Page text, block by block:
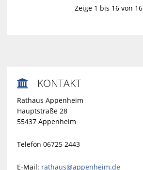
Zeige 1 bis 16 von 16
 KONTAKT
Rathaus Appenheim
Hauptstraße 28
55437 Appenheim
Telefon 06725 2443
E-Mail: rathaus@appenheim.de